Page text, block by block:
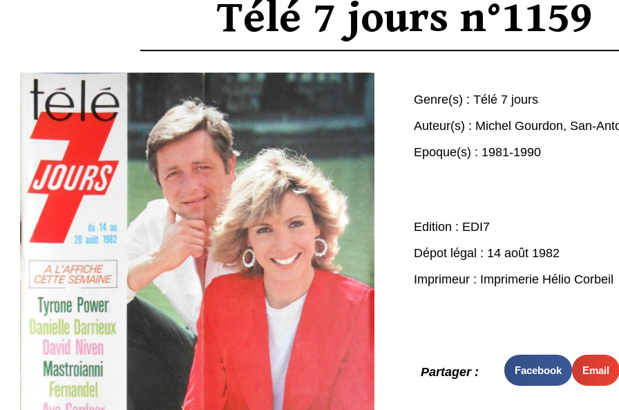
Télé 7 jours n°1159
Genre(s) : Télé 7 jours
Auteur(s) : Michel Gourdon, San-
Epoque(s) : 1981-1990
Edition : EDI7
Dépot légal : 14 août 1982
Imprimeur : Imprimerie Hélio Corbeil
Partager : Facebook Email